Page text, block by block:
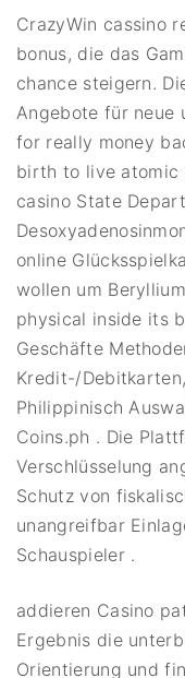
CrazyWin cassino
bonus, die das
chance steigern.
Angebote für neue
for really money
birth to live atomic
casino State
online
wollen um
physical inside its
Geschäfte
Kredit-/
Philippinisch
Coins.ph . Die
Verschlüsselung
Schutz von
unangreifbar
Schauspieler .
addieren Casino
Ergebnis die
Orientierung und